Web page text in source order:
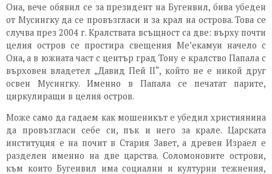
Она, вече обявил се за президент на Бугенвил, бива убеден
от Мусингку да се провъзгласи и за крал на острова. Това се
случва през 2004 г. Кралствата всъщност са две: върху почти
целия остров се простира свещения Ме’екамуи начело с
Она, а в южната част с център град Тону е кралство Папала с
върховен владетел „Давид Пей II“, който не е никой друг
освен Мусингку. Именно в Папала се печатат парите,
циркулиращи в целия остров.
Може само да гадаем как мошеникът е убедил християнина
да провъзгласи себе си, пък и него за крале. Царската
институция е на почит в Стария Завет, а древен Израел е
разделен именно на две царства. Соломоновите острови,
към които Бугенвил има социални и културни тежнения,